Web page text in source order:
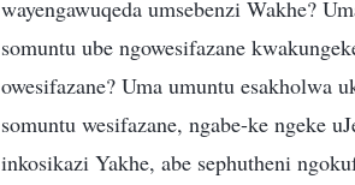
wayengawuqeda umsebenzi Wakhe?
somuntu ube ngowesifazane
owesifazane? Uma umuntu esakholwa
somuntu wesifazane, ngabe-ke ngeke
inkosikazi Yakhe, abe sephutheni